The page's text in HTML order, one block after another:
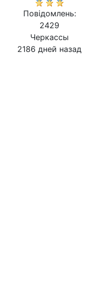
Повідомлень:
2429
Черкассы
2186 дней назад